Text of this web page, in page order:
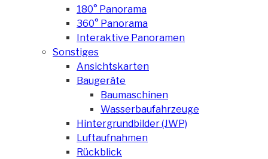
180° Panorama
360° Panorama
Interaktive Panoramen
Sonstiges
Ansichtskarten
Baugeräte
Baumaschinen
Wasserbaufahrzeuge
Hintergrundbilder (JWP)
Luftaufnahmen
Rückblick